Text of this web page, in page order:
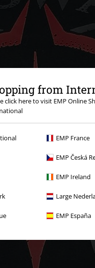
from
click here to visit EMP Online
EMP France
EMP Česká
EMP Ireland
Large
EMP España